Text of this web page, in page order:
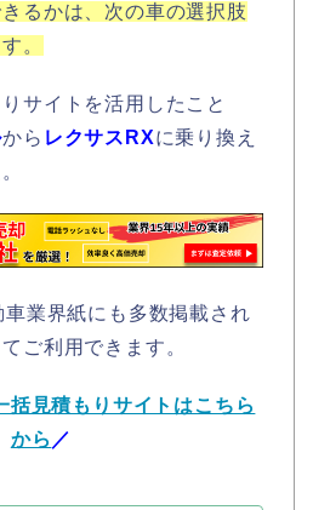
るかは、次の車の選択肢
。
サイトを活用したこと
から レクサスRXに乗り換え
業界紙にも多数掲載され
ご利用できます。
括見積もりサイトはこちら
から ／